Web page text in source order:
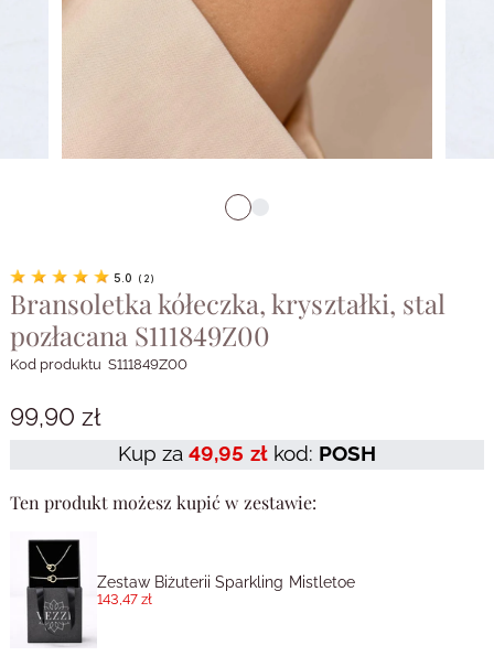
5.0 ( 2 )
Bransoletka kółeczka, kryształki, stal
pozłacana S111849Z00
Kod produktu S111849Z00
99,90 zł
Kup za49,95 złkod: POSH
Ten produkt możesz kupić w zestawie:
Zestaw Biżuterii Sparkling Mistletoe
143,47 zł